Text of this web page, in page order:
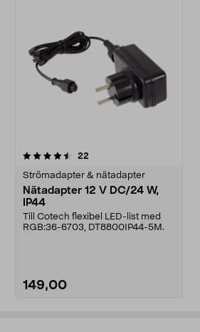
22
Strömadapter & nätadapter
Nätadapter 12 V DC/24 W,
IP44
Till Cotech flexibel LED-list med
RGB:36-6703, DT8800IP44-5M.
149,00
4.5 av 5 stjärnor